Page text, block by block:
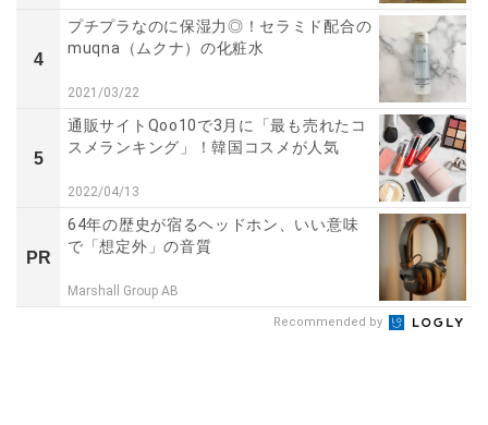
4
プチプラなのに保湿力◎！セラミド配合の
muqna（ムクナ）の化粧水
2021/03/22
5
通販サイトQoo10で3月に「最も売れたコ
スメランキング」！韓国コスメが人気
2022/04/13
PR
64年の歴史が宿るヘッドホン、いい意味
で「想定外」の音質
Marshall Group AB
Recommended by